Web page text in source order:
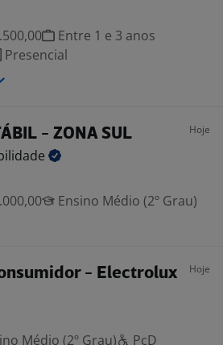
Entre 1 e 3 anos
Presencial
- ZONA SUL Hoje
Ensino Médio (2º Grau)
- Electrolux Hoje
Médio (2º Grau)
PcD